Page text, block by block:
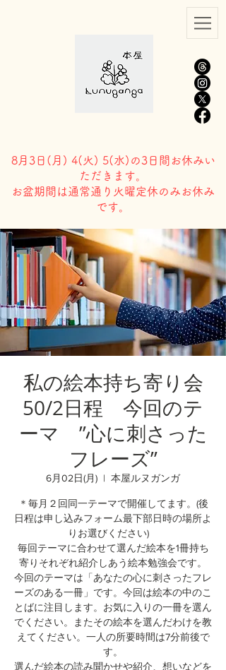
8月3日( 月) 4(火) 5(水)の3日間お休みい
ただきます。
​お盆期間は通常通り火曜定休のみお休み
です。
私の絵本持ち寄り会
50/2日程 今回のテ
ーマ ”心に刺さった
フレーズ”
6月02日(月)
  |
本屋ルヌガンガ
＊毎月２回同一テーマで開催してます。(後
日程は申し込みフォーム最下部日時の場所よ
りお選びください)
毎回テーマに合わせて選んだ絵本を1冊持ち
寄りそれぞれ紹介しあう絵本勉強会です。
今回のテーマは「あなたの心に刺さったフレ
ーズのある一冊」です。今回は絵本の中のこ
とばに注目します。お気に入りの一冊を選ん
でください。またその絵本を選んだわけを教
えてください。一人の所要時間は7分前後で
す。
選んだ絵本の読み聞かせや紹介、想いなどを